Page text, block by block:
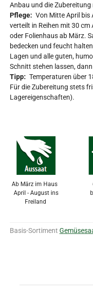
Anbau und die Zubereitung
Pflege: Von Mitte April bis
verteilt in Reihen mit 30
oder Folienhaus ab März.
bedecken und feucht
Lagen und alle guten,
Schnitt stehen lassen,
Tipp: Temperaturen über
Für die Zubereitung stets
Lagereigenschaften).
Ab März im Haus
April - August ins
Freiland
Basis-Sortiment